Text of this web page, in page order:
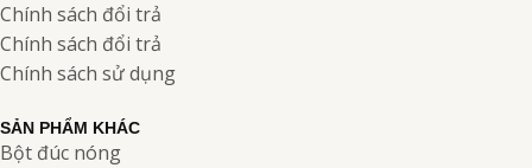
Chính sách đổi trả
Chính sách đổi trả
Chính sách sử dụng
SẢN PHẨM KHÁC
Bột đúc nóng